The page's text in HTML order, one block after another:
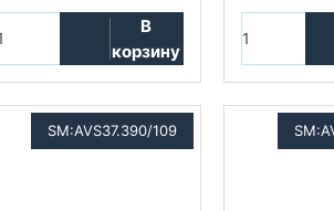
В
корзину
SM:AVS37.390/109